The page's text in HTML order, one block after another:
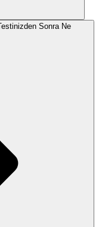
Sonra Ne